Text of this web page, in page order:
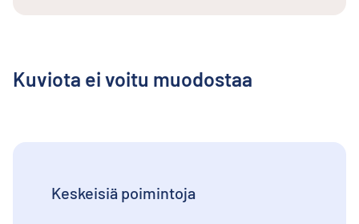
Kuviota ei voitu muodostaa
Keskeisiä poimintoja